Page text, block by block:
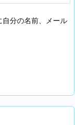
分の名前、メール